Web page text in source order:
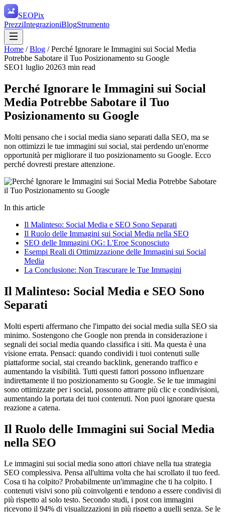
SEOPix
PrezziIntegrazioniBlogStrumento
Home /Blog /Perché Ignorare le Immagini sui Social Media
Potrebbe Sabotare il Tuo Posizionamento su Google
SEO1 luglio 20263 min read
Perché Ignorare le Immagini sui Social
Media Potrebbe Sabotare il Tuo
Posizionamento su Google
Molti pensano che i social media siano separati dalla SEO, ma se
non ottimizzi le tue immagini sui social, stai perdendo un'enorme
opportunità per migliorare il tuo posizionamento su Google. Ecco
perché dovresti prestare attenzione.
In this article
Il Malinteso: Social Media e SEO Sono Separati
Il Ruolo delle Immagini sui Social Media nella SEO
SEO delle Immagini OG: L'Eroe Sconosciuto
Esempi Reali di Ottimizzazione delle Immagini sui Social
Media
La Conclusione: Non Trascurare le Tue Immagini
Il Malinteso: Social Media e SEO Sono
Separati
Molti esperti affermano che l'impatto dei social media sulla SEO sia
minimo. Sostengono che Google non prenda in considerazione i
segnali dei social media quando classifica i siti. Ma questa è una
visione errata. Pensaci: quando condividi i tuoi contenuti sulle
piattaforme social, stai creando backlink, generando traffico e
aumentando la visibilità. Tutti questi fattori possono influenzare
indirettamente il tuo posizionamento su Google. Se le tue immagini
sono ottimizzate per i social, possono attrarre più clic e condivisioni,
aumentando la portata dei tuoi contenuti. Non puoi ignorare questa
reazione a catena.
Il Ruolo delle Immagini sui Social Media
nella SEO
Le immagini sui social media sono attori chiave nella tua strategia
SEO complessiva. Pensa all'ultima volta che hai scrollato il tuo feed.
Cosa ti ha colpito? Probabilmente un'immagine che ti ha colpito. I
contenuti visivi sono più coinvolgenti e tendono a essere condivisi di
più rispetto al solo testo. Secondo studi, i post con immagini
ricevono il 94% di visualizzazioni in più rispetto a quelli senza. Se le